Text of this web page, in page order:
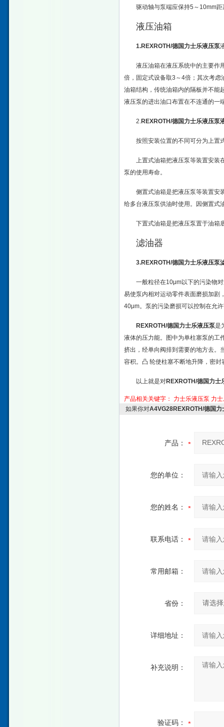
驱动轴与泵端应保持5～10mm距
液压油箱
1.REXROTH/德国力士乐液压泵
液压油箱在液压系统中的主要作
倍，固定式设备取3～4倍；其次考
油箱结构，传统油箱内的隔板并不能
液压泵的进出油口布置在不连通的一
2.REXROTH/德国力士乐液压泵
按照安装位置的不同可分为上置
上置式油箱把液压泵等装置安装
泵的使用寿命。
侧置式油箱是把液压泵等装置安
给多台液压泵供油时使用。因侧置式
下置式油箱是把液压泵置于油箱
滤油器
3.REXROTH/德国力士乐液压泵
一般粒径在10μm以下的污染物
易使泵内相对运动零件表面磨损加剧
40μm。泵的污染磨损可以控制在允
REXROTH/德国力士乐液压泵是
液体的压力能。图中为单柱塞泵的工
挤出，经单向阀排到需要的地方去。
容积。凸 轮使柱塞不断地升降，密
以上就是对REXROTH/德国力士
产品相关关键字： 力士乐液压泵 力
如果你对A4VG28REXROTH/德国力
产品：
您的单位：
您的姓名：
联系电话：
常用邮箱：
省份：
详细地址：
补充说明：
验证码：